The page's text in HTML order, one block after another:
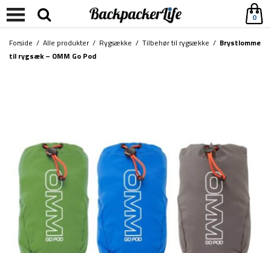
0
Forside / Alle produkter/ Rygsække / Tilbehør til rygsække / Brystlomme
til rygsæk – OMM Go Pod